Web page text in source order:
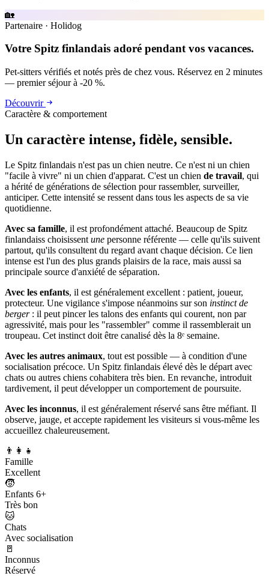
🏡
Partenaire · Holidog
Votre Spitz finlandais adoré pendant vos vacances.
Pet-sitters vérifiés et notés près de chez vous. Réservez en 2 minutes
— premier séjour à -20 %.
Découvrir
Caractère & comportement
Un caractère intense, fidèle, sensible.
Le Spitz finlandais n'est pas un chien neutre. Ce n'est ni un chien
"facile à vivre" ni un chien d'apparat. C'est un chien de travail, qui
a hérité de générations de sélection pour rassembler, surveiller,
anticiper. Cette intensité se ressent dans tous les aspects de sa vie
quotidienne.
Avec sa famille, il est profondément attaché. Beaucoup de Spitz
finlandaiss choisissent une personne référente — celle qu'ils suivent
partout, qu'ils consultent du regard avant chaque décision. Ce lien
intense est l'un des plus grands plaisirs de la race, mais aussi sa
principale source d'anxiété de séparation.
Avec les enfants, il est généralement excellent : patient, joueur,
protecteur. Une vigilance s'impose néanmoins sur son instinct de
berger: il peut pincer les talons des enfants qui courent, non par
agressivité, mais pour les "rassembler" comme il rassemblerait un
troupeau. Cet instinct doit être canalisé dès la 8ᵉ semaine.
Avec les autres animaux, tout est possible — à condition d'une
socialisation précoce. Un Spitz finlandais élevé dès le départ avec
chats ou autres chiens cohabitera très bien. En revanche, introduit
tardivement, il peut développer un comportement de poursuite.
Avec les inconnus, il est généralement réservé sans être méfiant. Il
observe, jauge, et accepte rapidement les visiteurs si vous-même les
accueillez chaleureusement.
👨‍👩‍👧
Famille
Excellent
🧒
Enfants 6+
Très bon
🐱
Chats
Avec socialisation
🚪
Inconnus
Réservé